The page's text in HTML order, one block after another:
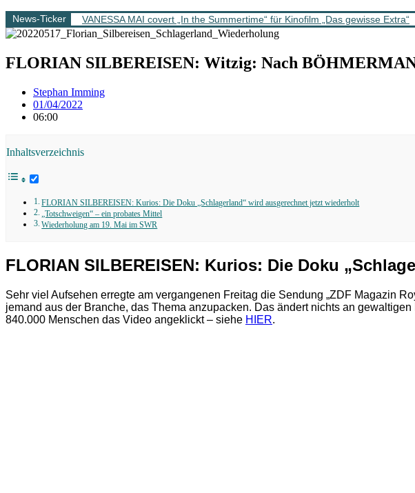
News-Ticker VANESSA MAI covert „In the Summertime“ für Kinofilm „Das gewisse Extra“
FLORIAN SILBEREISEN: Witzig: Nach
Stephan Imming
01/04/2022
06:00
Inhaltsverzeichnis
FLORIAN SILBEREISEN: Kurios: Die Doku „Schlagerland“ wird ausgerechnet jetzt wiederholt
„Totschweigen“ – ein probates Mittel
Wiederholung am 19. Mai im SWR
FLORIAN SILBEREISEN: Kurios: Die Doku
Sehr viel Aufsehen erregte am vergangenen Freitag die Sendung „ZDF Magazin
jemand aus der Branche, das Thema anzupacken. Das ändert nichts an
840.000 Menschen das Video angeklickt – siehe HIER.